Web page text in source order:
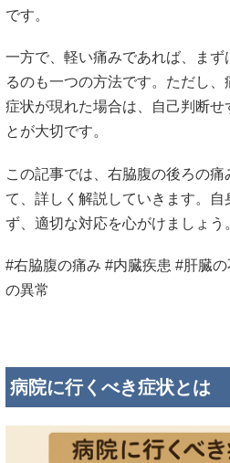
です。
一方で、 軽い痛みであれば、 まず
るのも一つの方法です。 ただし、
症状が現れた場合は、 自己判断せ
と が大切です。
この記事では、 右脇腹の後ろの痛
て、 詳しく 解説 していき ます。 自
ず、 適切な対応を心がけ ま しょう
#右脇腹の痛み #内臓疾患 #肝臓の
の異常
病院に行く べき症状とは